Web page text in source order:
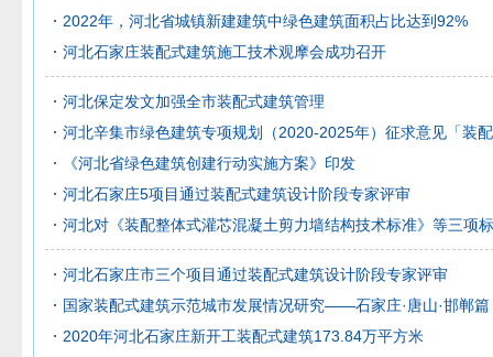
2022年，河北省城镇新建建筑中绿色建筑面积占比达到92%
河北石家庄装配式建筑施工技术观摩会成功召开
河北保定发文加强全市装配式建筑管理
河北辛集市绿色建筑专项规划（2020-2025年）征求意见「装
《河北省绿色建筑创建行动实施方案》印发
河北石家庄5项目通过装配式建筑设计阶段专家评审
河北对《装配整体式灌芯混凝土剪力墙结构技术标准》等三项
河北石家庄市三个项目通过装配式建筑设计阶段专家评审
国家装配式建筑示范城市发展情况研究——石家庄·唐山·邯郸篇
2020年河北石家庄新开工装配式建筑173.84万平方米